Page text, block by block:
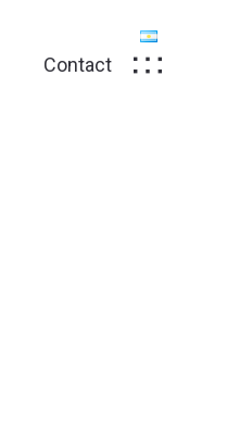
Contact